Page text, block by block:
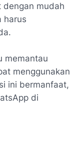
dengan mudah
harus
memantau
menggunakan
ini bermanfaat,
di